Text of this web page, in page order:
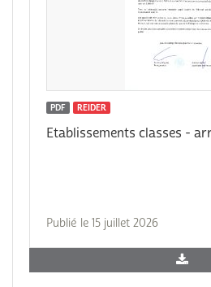
PDF REIDER
Etablissements classes -
Publié le 15 juillet 2026